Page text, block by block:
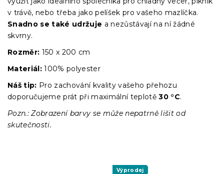
v trávě, nebo třeba jako pelíšek pro vašeho mazlíčka.
Snadno se také udržuje a nezůstávají na ní žádné
skvrny.
Rozměr: 150 x 200 cm
Materiál: 100% polyester
Náš tip: Pro zachování kvality vašeho přehozu
doporučujeme prát při maximální teplotě30 °C.
Pozn.: Zobrazení barvy se může nepatrně lišit od
skutečnosti.
Výprodej